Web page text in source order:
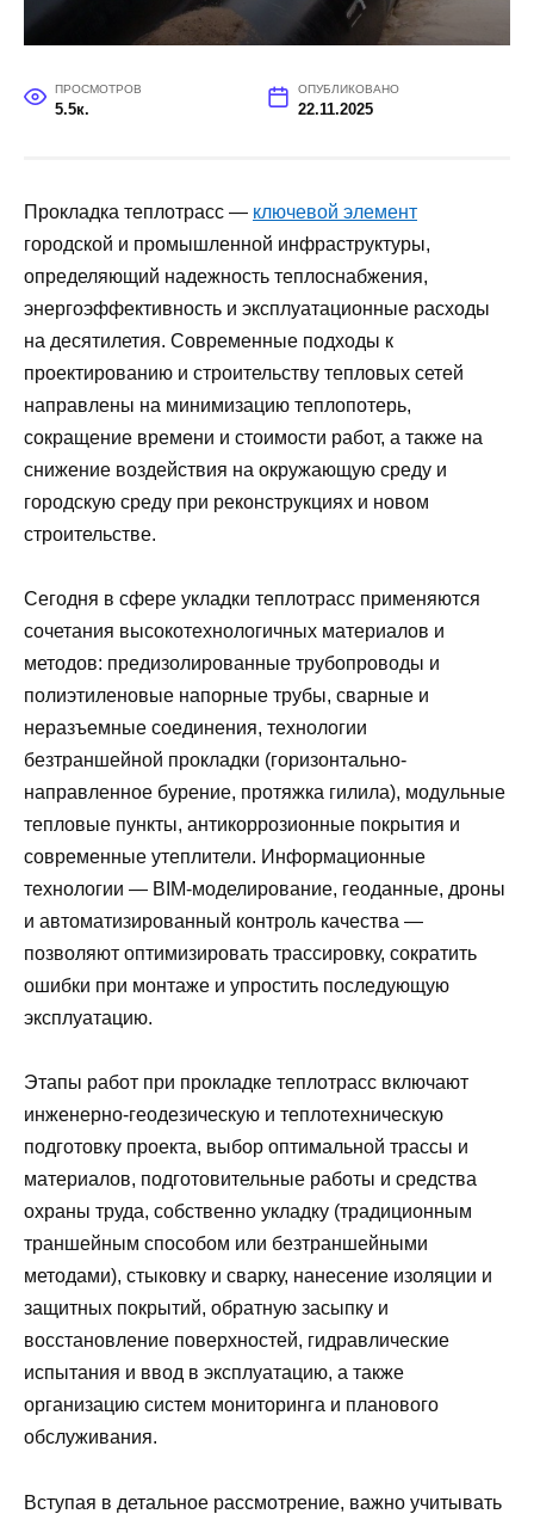
ПРОСМОТРОВ
5.5к.
ОПУБЛИКОВАНО
22.11.2025
Прокладка теплотрасс — ключевой элемент
городской и промышленной инфраструктуры,
определяющий надежность теплоснабжения,
энергоэффективность и эксплуатационные расходы
на десятилетия. Современные подходы к
проектированию и строительству тепловых сетей
направлены на минимизацию теплопотерь,
сокращение времени и стоимости работ, а также на
снижение воздействия на окружающую среду и
городскую среду при реконструкциях и новом
строительстве.
Сегодня в сфере укладки теплотрасс применяются
сочетания высокотехнологичных материалов и
методов: предизолированные трубопроводы и
полиэтиленовые напорные трубы, сварные и
неразъемные соединения, технологии
безтраншейной прокладки (горизонтально-
направленное бурение, протяжка гилила), модульные
тепловые пункты, антикоррозионные покрытия и
современные утеплители. Информационные
технологии — BIM-моделирование, геоданные, дроны
и автоматизированный контроль качества —
позволяют оптимизировать трассировку, сократить
ошибки при монтаже и упростить последующую
эксплуатацию.
Этапы работ при прокладке теплотрасс включают
инженерно-геодезическую и теплотехническую
подготовку проекта, выбор оптимальной трассы и
материалов, подготовительные работы и средства
охраны труда, собственно укладку (традиционным
траншейным способом или безтраншейными
методами), стыковку и сварку, нанесение изоляции и
защитных покрытий, обратную засыпку и
восстановление поверхностей, гидравлические
испытания и ввод в эксплуатацию, а также
организацию систем мониторинга и планового
обслуживания.
Вступая в детальное рассмотрение, важно учитывать